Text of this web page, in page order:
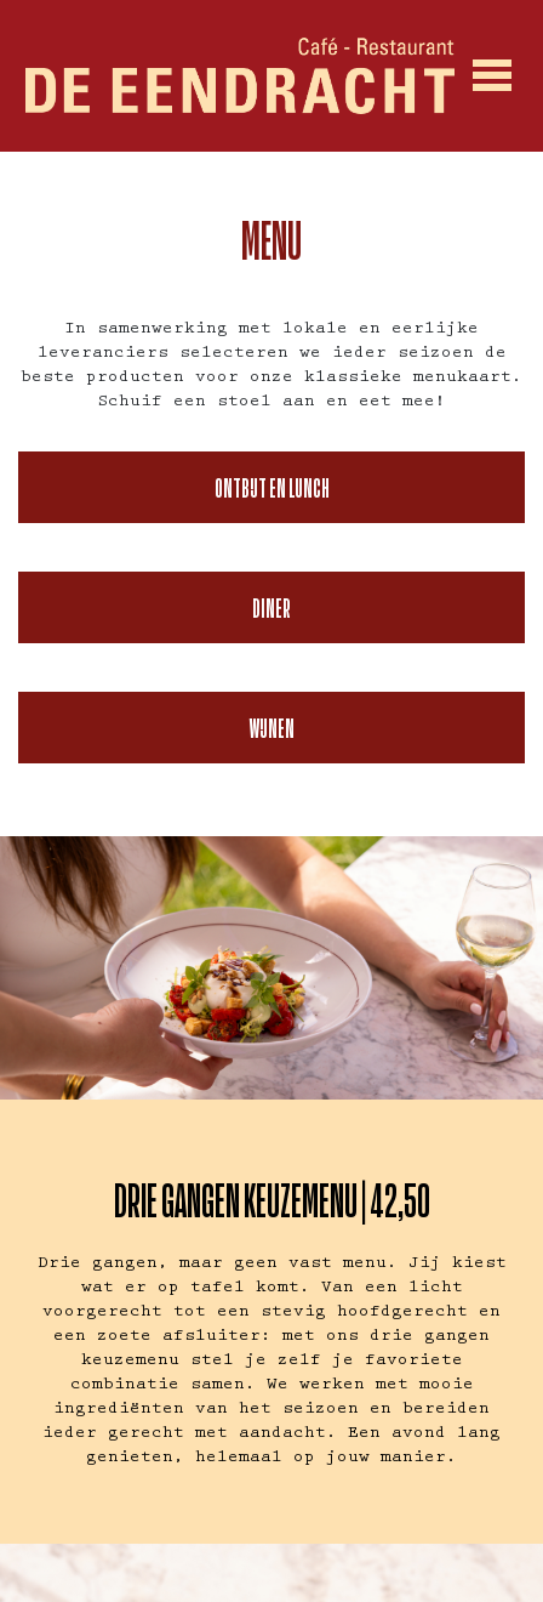
MENU
In samenwerking met lokale en eerlijke
leveranciers selecteren we ieder seizoen de
beste producten voor onze klassieke menukaart.
Schuif een stoel aan en eet mee!
ONTBIJT EN LUNCH
DINER
WIJNEN
DRIE GANGEN KEUZEMENU | 42,50
Drie gangen, maar geen vast menu. Jij kiest
wat er op tafel komt. Van een licht
voorgerecht tot een stevig hoofdgerecht en
een zoete afsluiter: met ons drie gangen
keuzemenu stel je zelf je favoriete
combinatie samen. We werken met mooie
ingrediënten van het seizoen en bereiden
ieder gerecht met aandacht. Een avond lang
genieten, helemaal op jouw manier.